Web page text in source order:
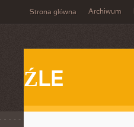
Strona główna Archiwum
ŹLE